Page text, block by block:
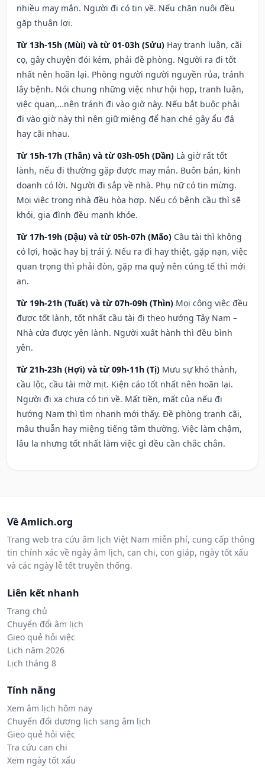
nhiều may mắn. Người đi có tin về. Nếu chăn nuôi đều
gặp thuận lợi.
Từ 13h-15h (Mùi) và từ 01-03h (Sửu) Hay tranh luận, cãi
cọ, gây chuyện đói kém, phải đề phòng. Người ra đi tốt
nhất nên hoãn lại. Phòng người người nguyền rủa, tránh
lây bệnh. Nói chung những việc như hội họp, tranh luận,
việc quan,…nên tránh đi vào giờ này. Nếu bắt buộc phải
đi vào giờ này thì nên giữ miệng để hạn ché gây ẩu đả
hay cãi nhau.
Từ 15h-17h (Thân) và từ 03h-05h (Dần) Là giờ rất tốt
lành, nếu đi thường gặp được may mắn. Buôn bán, kinh
doanh có lời. Người đi sắp về nhà. Phụ nữ có tin mừng.
Mọi việc trong nhà đều hòa hợp. Nếu có bệnh cầu thì sẽ
khỏi, gia đình đều mạnh khỏe.
Từ 17h-19h (Dậu) và từ 05h-07h (Mão) Cầu tài thì không
có lợi, hoặc hay bị trái ý. Nếu ra đi hay thiệt, gặp nạn, việc
quan trọng thì phải đòn, gặp ma quỷ nên cúng tế thì mới
an.
Từ 19h-21h (Tuất) và từ 07h-09h (Thìn) Mọi công việc đều
được tốt lành, tốt nhất cầu tài đi theo hướng Tây Nam –
Nhà cửa được yên lành. Người xuất hành thì đều bình
yên.
Từ 21h-23h (Hợi) và từ 09h-11h (Tị) Mưu sự khó thành,
cầu lộc, cầu tài mờ mịt. Kiện cáo tốt nhất nên hoãn lại.
Người đi xa chưa có tin về. Mất tiền, mất của nếu đi
hướng Nam thì tìm nhanh mới thấy. Đề phòng tranh cãi,
mâu thuẫn hay miệng tiếng tầm thường. Việc làm chậm,
lâu la nhưng tốt nhất làm việc gì đều cần chắc chắn.
Về Amlich.org
Trang web tra cứu âm lịch Việt Nam miễn phí, cung cấp thông
tin chính xác về ngày âm lịch, can chi, con giáp, ngày tốt xấu
và các ngày lễ tết truyền thống.
Liên kết nhanh
Trang chủ
Chuyển đổi âm lịch
Gieo quẻ hỏi việc
Lịch năm 2026
Lịch tháng 8
Tính năng
Xem âm lịch hôm nay
Chuyển đổi dương lịch sang âm lịch
Gieo quẻ hỏi việc
Tra cứu can chi
Xem ngày tốt xấu